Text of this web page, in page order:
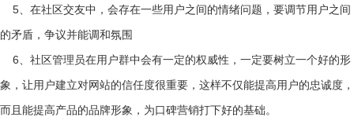
5、在社区交友中，会存在一些用户之间的情绪问题，要调节用户之间
的矛盾，争议并能调和氛围
6、社区管理员在用户群中会有一定的权威性，一定要树立一个好的形
象，让用户建立对网站的信任度很重要，这样不仅能提高用户的忠诚度，
而且能提高产品的品牌形象，为口碑营销打下好的基础。